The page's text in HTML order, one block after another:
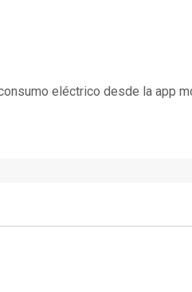
eléctrico desde la app